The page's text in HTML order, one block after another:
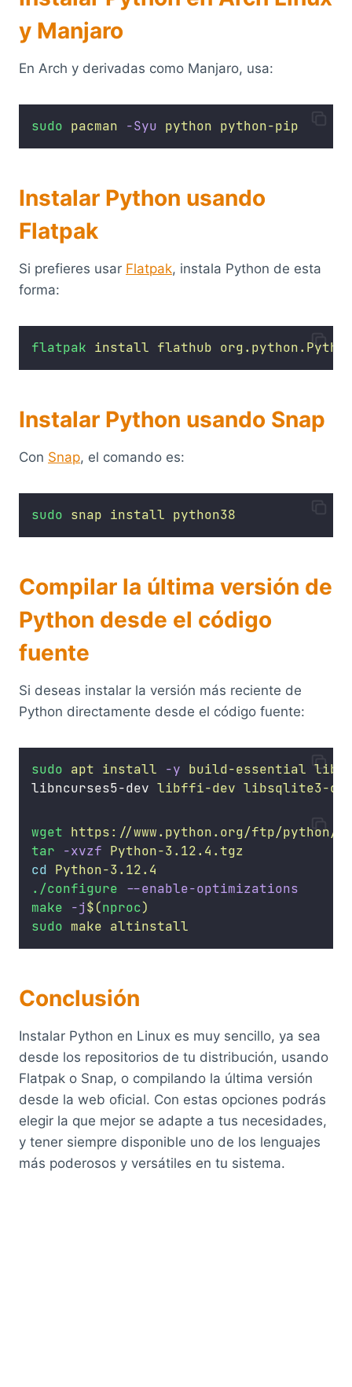
y Manjaro
En Arch y derivadas como Manjaro, usa:
sudo pacman -Syu python python-pip
Instalar Python usando
Flatpak
Si prefieres usar Flatpak, instala Python de esta
forma:
flatpak install flathub
Instalar Python usando Snap
Con Snap, el comando es:
sudo snap install python38
Compilar la última versión de
Python desde el código
fuente
Si deseas instalar la versión más reciente de
Python directamente desde el código fuente:
sudo apt install -y build-essential
libncurses5-dev libffi-dev libsqlite3-
wget https://www.python.org/ftp/python/
tar
-xvzf Python-3.12.4.tgz
cd Python-3.12.4
./configure
--enable-optimizations
make
-j$(nproc)
sudo make altinstall
Conclusión
Instalar Python en Linux es muy sencillo, ya sea
desde los repositorios de tu distribución, usando
Flatpak o Snap, o compilando la última versión
desde la web oficial. Con estas opciones podrás
elegir la que mejor se adapte a tus necesidades,
y tener siempre disponible uno de los lenguajes
más poderosos y versátiles en tu sistema.